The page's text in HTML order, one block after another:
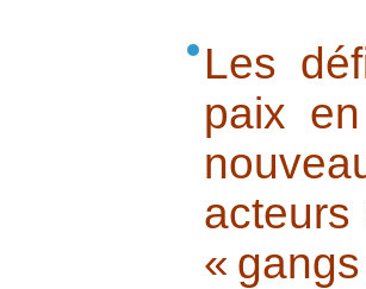
Les
paix
acteurs
« gangs